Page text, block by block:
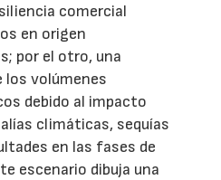
comercial
en origen
por el otro, una
los volúmenes
debido al impacto
climáticas, sequías
en las fases de
escenario dibuja una